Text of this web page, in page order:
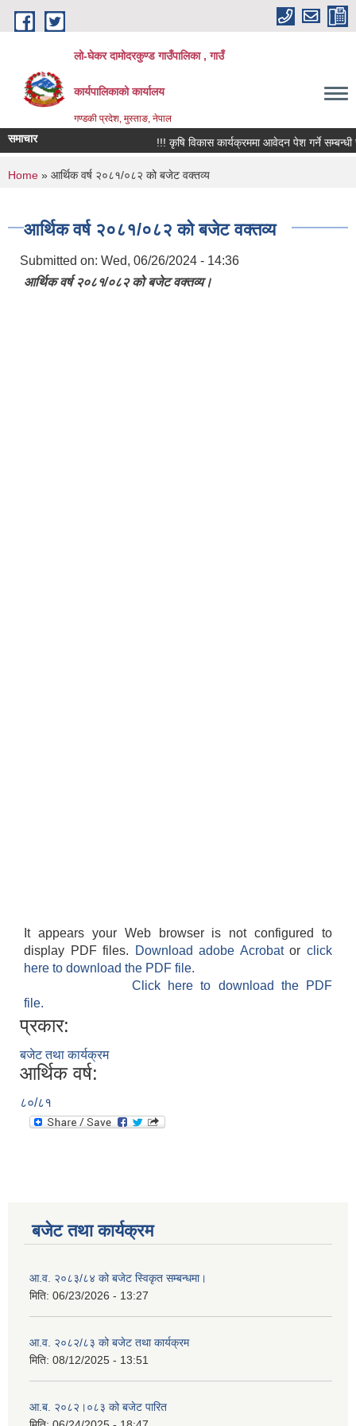
Skip to main content
लो-घेकर दामोदरकुण्ड गाउँपालिका , गाउँ
कार्यपालिकाको कार्यालय
गण्डकी प्रदेश, मुस्ताङ, नेपाल
समाचार !!! कृषि विकास कार्यक्रममा आवेदन पेश गर्ने सम्बन्धी
You are here
Home » आर्थिक वर्ष २०८१/०८२ को बजेट वक्तव्य
आर्थिक वर्ष २०८१/०८२ को बजेट वक्तव्य
Submitted on: Wed, 06/26/2024 - 14:36
आर्थिक वर्ष २०८१/०८२ को बजेट वक्तव्य।
It appears your Web browser is not configured to
display PDF files.
Download adobe Acrobatorclick
here to download the PDF file.
Click here to download the PDF
file.
प्रकार:
बजेट तथा कार्यक्रम
आर्थिक वर्ष:
८०/८१
बजेट तथा कार्यक्रम
आ.व. २०८३/८४ को बजेट स्विकृत सम्बन्धमा।
मिति: 06/23/2026 - 13:27
आ.व. २०८२/८३ को बजेट तथा कार्यक्रम
मिति: 08/12/2025 - 13:51
आ.ब. २०८२।०८३ को बजेट पारित